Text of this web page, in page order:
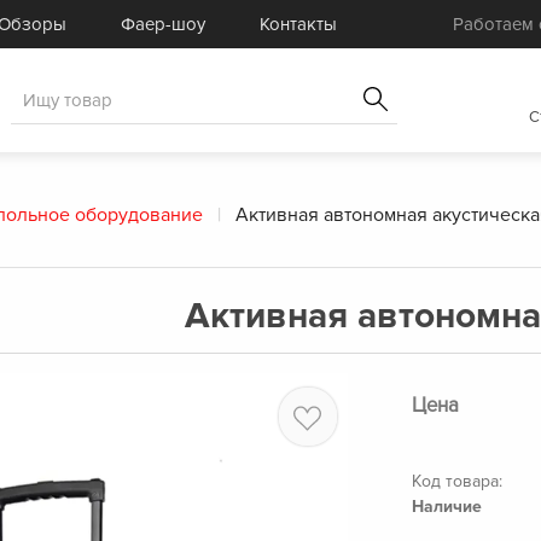
Фаер-шоу Контакты Работаем
Готовые комплекты
Товары для спецэффектов
Услуги
Распродажа
оборудование Активная автономная
Активная
Цена
Код товара:
Наличие